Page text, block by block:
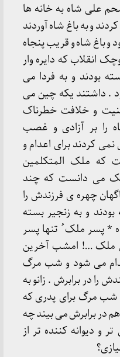
محم علی شاه به خانه ها
و به باغ شاه آوردند
و باغ شاه و قریب پنجاه
انقلاب که دایره وار
بودند و به فردا می
. داشتند یکه چین می
و خلافت خطرناک
را بر آزادی و غصب
کردند برای اعدام و
که ملک المتکلمین
می دانست که چند
چهره ی فرزندش را
بودند و به زنجیر بسته
* پسر ملک ُ تنها پسر
ملک …! امشب آخرین
می شود و شب مرگ
را در برابرش . زانو به
مرگ برای پدری که
در برابرش می بیند چه
و دیوانه کننده تر از